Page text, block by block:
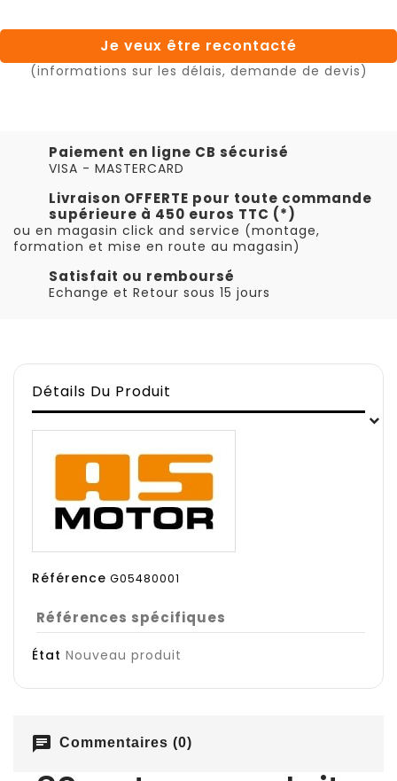
Je veux être recontacté
(informations sur les délais, demande de devis)
Paiement en ligne CB sécurisé
VISA - MASTERCARD
Livraison OFFERTE pour toute commande
supérieure à 450 euros TTC (*)
ou en magasin click and service (montage,
formation et mise en route au magasin)
Satisfait ou remboursé
Echange et Retour sous 15 jours
Détails Du Produit
Référence G05480001
Références spécifiques
État Nouveau produit
chat Commentaires (0)